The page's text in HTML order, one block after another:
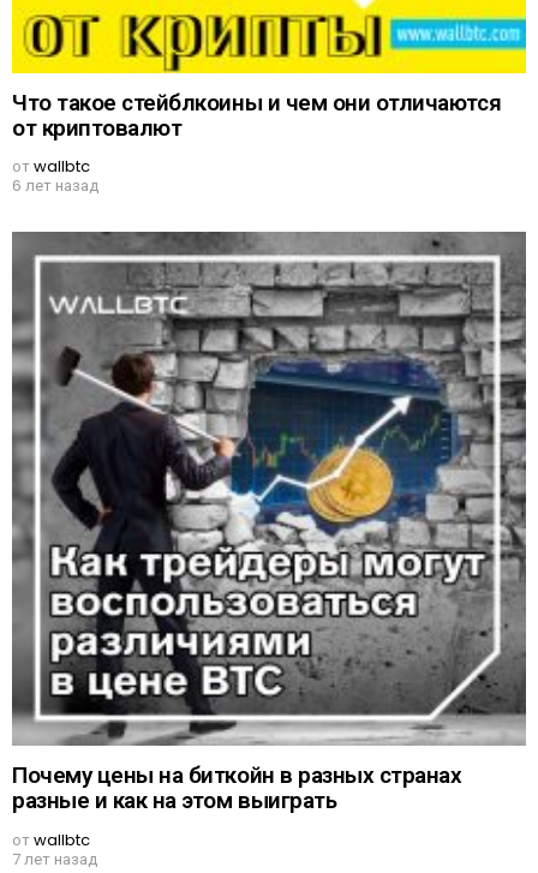
Что такое стейблкоины и чем они отличаются
от криптовалют
отwallbtc
6 лет назад
Почему цены на биткойн в разных странах
разные и как на этом выиграть
отwallbtc
7 лет назад